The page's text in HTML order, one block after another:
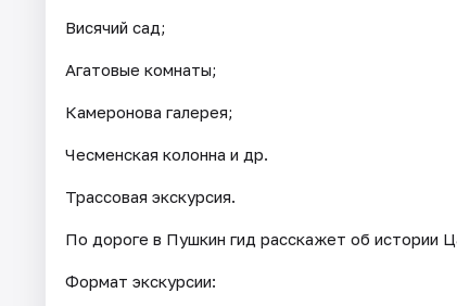
Висячий сад;
Агатовые комнаты;
Камеронова галерея;
Чесменская колонна и др.
Трассовая экскурсия.
По дороге в Пушкин гид расскажет об истории
Формат экскурсии: